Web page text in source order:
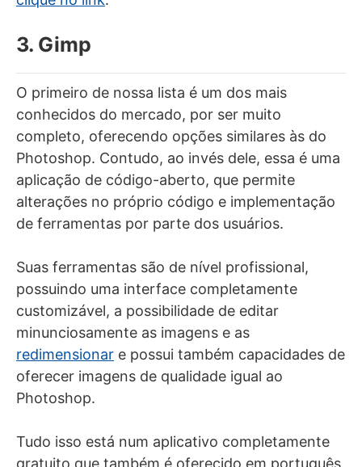
3. Gimp
O primeiro de nossa lista é um dos mais
conhecidos do mercado, por ser muito
completo, oferecendo opções similares às do
Photoshop. Contudo, ao invés dele, essa é uma
aplicação de código-aberto, que permite
alterações no próprio código e implementação
de ferramentas por parte dos usuários.
Suas ferramentas são de nível profissional,
possuindo uma interface completamente
customizável, a possibilidade de editar
minunciosamente as imagens e as
redimensionar e possui também capacidades de
oferecer imagens de qualidade igual ao
Photoshop.
Tudo isso está num aplicativo completamente
gratuito que também é oferecido em português,